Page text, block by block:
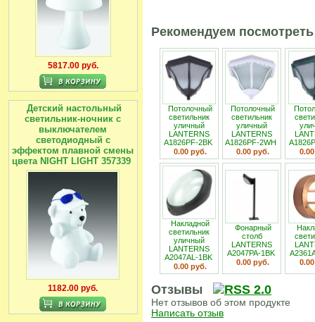
5817.00 руб.
Детский настольный
светильник-ночник с
выключателем
светодиодный с
эффектом плавной смены
цвета NIGHT LIGHT 357339
1182.00 руб.
Рекомендуем посмотреть
Потолочный
светильник
уличный
LANTERNS
A1826PF-2BK
0.00 руб.
Потолочный
светильник
уличный
LANTERNS
A1826PF-2WH
0.00 руб.
Накладной
светильник
уличный
LANTERNS
A2047AL-1BK
0.00 руб.
Фонарный
столб
LANTERNS
A2047PA-1BK
0.00 руб.
Отзывы
Нет отзывов об этом продукте
Написать отзыв